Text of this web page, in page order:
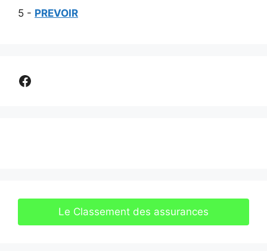
5 - PREVOIR
Comparer assurance
Le Classement des assurances